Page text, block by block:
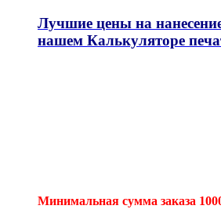
Лучшие цены на
нашем Калькуляторе
Минимальная сумма заказа